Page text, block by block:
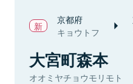
京都府
キョウトフ
大宮町森本
オオミヤチョウモリモト